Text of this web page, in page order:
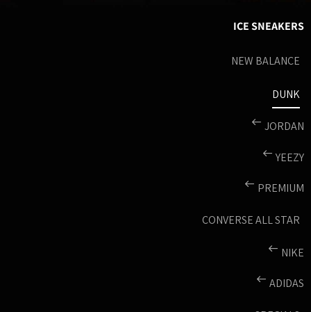
ICE SNEAKERS
NEW BALANCE
DUNK
JORDAN
YEEZY
PREMIUM
CONVERSE ALL STAR
NIKE
ADIDAS